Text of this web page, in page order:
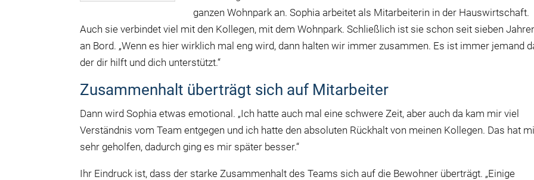
ganzen Wohnpark an. Sophia arbeitet als Mitarbeiterin in der Hauswirtschaft.
Auch sie verbindet viel mit den Kollegen, mit dem Wohnpark. Schließlich ist sie schon seit sieben
an Bord. „Wenn es hier wirklich mal eng wird, dann halten wir immer zusammen. Es ist immer jemand
der dir hilft und dich unterstützt.“
Zusammenhalt überträgt sich auf Mitarbeiter
Dann wird Sophia etwas emotional. „Ich hatte auch mal eine schwere Zeit, aber auch da kam mir viel
Verständnis vom Team entgegen und ich hatte den absoluten Rückhalt von meinen Kollegen. Das hat
sehr geholfen, dadurch ging es mir später besser.“
Ihr Eindruck ist, dass der starke Zusammenhalt des Teams sich auf die Bewohner überträgt. „Einige